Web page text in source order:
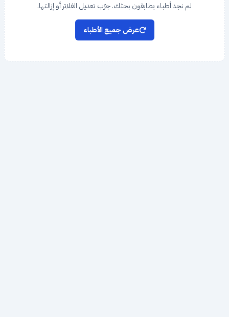
لم نجد أطباء يطابقون بحثك. جرّب تعديل الفلاتر أو إزالتها.
عرض جميع الأطباء